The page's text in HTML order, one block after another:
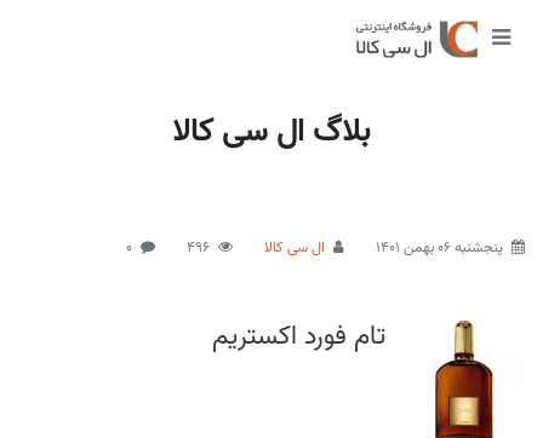
بلاگ ال سی کالا
پنجشنبه 06 بهمن 1401 ال سی کالا 496
0
تام فورد اکستریم